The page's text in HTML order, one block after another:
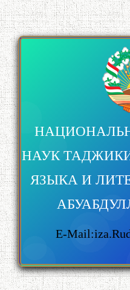
НАУК
ЯЗЫКА И
E-